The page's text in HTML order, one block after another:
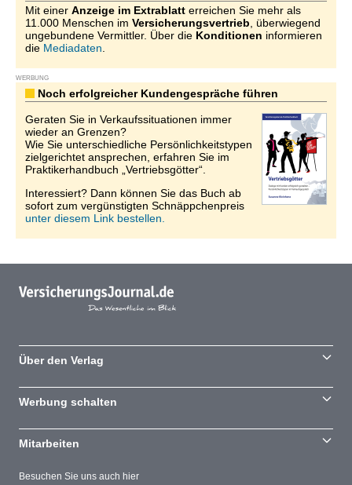
Mit einer Anzeige im Extrablatt erreichen Sie mehr als
11.000 Menschen im Versicherungsvertrieb , überwiegend
ungebundene Vermittler. Über die Konditionen informieren
die Mediadaten
WERBUNG
Noch erfolgreicher Kundengespräche führen
Geraten Sie in Verkaufssituationen immer
wieder an Grenzen?
Wie Sie unterschiedliche Persönlichkeitstypen
zielgerichtet ansprechen, erfahren Sie im
Praktikerhandbuch „Vertriebsgötter“.
Interessiert? Dann können Sie das Buch ab
sofort zum vergünstigten Schnäppchenpreis
unter diesem Link bestellen.
Besuchen Sie uns auch hier
Über den Verlag
Werbung schalten
Mitarbeiten